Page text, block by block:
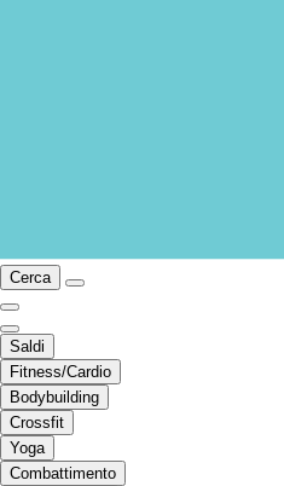
Cerca
Saldi
Fitness/Cardio
Bodybuilding
Crossfit
Yoga
Combattimento